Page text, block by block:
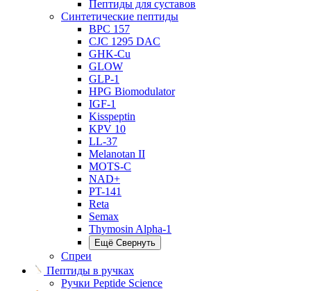
Пептиды для суставов
Синтетические пептиды
BPC 157
CJC 1295 DAC
GHK-Cu
GLOW
GLP-1
HPG Biomodulator
IGF-1
Kisspeptin
KPV 10
LL-37
Melanotan II
MOTS-C
NAD+
PT-141
Reta
Semax
Thymosin Alpha-1
Ещё Свернуть
Спреи
Пептиды в ручках
Ручки Peptide Science